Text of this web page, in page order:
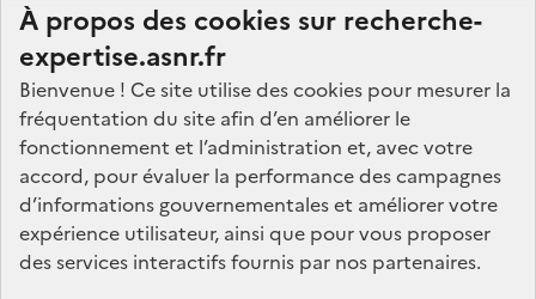
À propos des cookies sur recherche-
expertise.asnr.fr
Bienvenue ! Ce site utilise des cookies pour mesurer la
fréquentation du site afin d’en améliorer le
fonctionnement et l’administration et, avec votre
accord, pour évaluer la performance des campagnes
d’informations gouvernementales et améliorer votre
expérience utilisateur, ainsi que pour vous proposer
des services interactifs fournis par nos partenaires.
Nos marchés
Nos offres d'emploi
FAQ
Glossaire